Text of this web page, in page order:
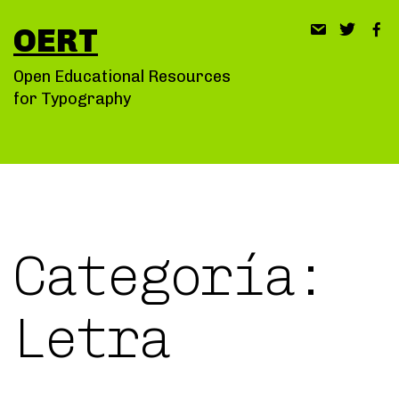
al
contenido
OERT
Open Educational Resources
for Typography
Categoría:
Letra